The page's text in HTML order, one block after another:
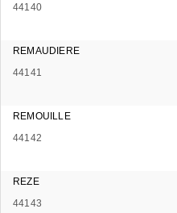
44140
REMAUDIERE
44141
REMOUILLE
44142
REZE
44143